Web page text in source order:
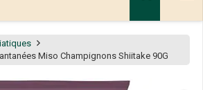
Miso Champignons Shiitake 90G